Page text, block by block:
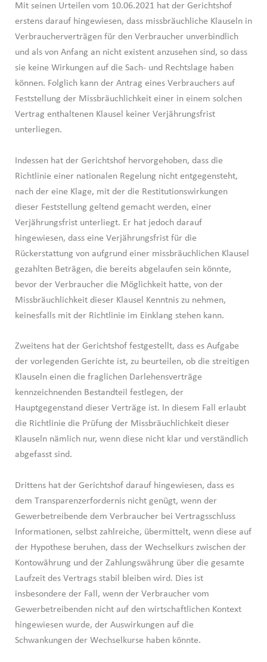
Mit seinen Urteilen vom 10.06.2021 hat der Gerichtshof
erstens darauf hingewiesen, dass missbräuchliche Klauseln in
Verbraucherverträgen für den Verbraucher unverbindlich
und als von Anfang an nicht existent anzusehen sind, so dass
sie keine Wirkungen auf die Sach- und Rechtslage haben
können. Folglich kann der Antrag eines Verbrauchers auf
Feststellung der Missbräuchlichkeit einer in einem solchen
Vertrag enthaltenen Klausel keiner Verjährungsfrist
unterliegen.
Indessen hat der Gerichtshof hervorgehoben, dass die
Richtlinie einer nationalen Regelung nicht entgegensteht,
nach der eine Klage, mit der die Restitutionswirkungen
dieser Feststellung geltend gemacht werden, einer
Verjährungsfrist unterliegt. Er hat jedoch darauf
hingewiesen, dass eine Verjährungsfrist für die
Rückerstattung von aufgrund einer missbräuchlichen Klausel
gezahlten Beträgen, die bereits abgelaufen sein könnte,
bevor der Verbraucher die Möglichkeit hatte, von der
Missbräuchlichkeit dieser Klausel Kenntnis zu nehmen,
keinesfalls mit der Richtlinie im Einklang stehen kann.
Zweitens hat der Gerichtshof festgestellt, dass es Aufgabe
der vorlegenden Gerichte ist, zu beurteilen, ob die streitigen
Klauseln einen die fraglichen Darlehensverträge
kennzeichnenden Bestandteil festlegen, der
Hauptgegenstand dieser Verträge ist. In diesem Fall erlaubt
die Richtlinie die Prüfung der Missbräuchlichkeit dieser
Klauseln nämlich nur, wenn diese nicht klar und verständlich
abgefasst sind.
Drittens hat der Gerichtshof darauf hingewiesen, dass es
dem Transparenzerfordernis nicht genügt, wenn der
Gewerbetreibende dem Verbraucher bei Vertragsschluss
Informationen, selbst zahlreiche, übermittelt, wenn diese auf
der Hypothese beruhen, dass der Wechselkurs zwischen der
Kontowährung und der Zahlungswährung über die gesamte
Laufzeit des Vertrags stabil bleiben wird. Dies ist
insbesondere der Fall, wenn der Verbraucher vom
Gewerbetreibenden nicht auf den wirtschaftlichen Kontext
hingewiesen wurde, der Auswirkungen auf die
Schwankungen der Wechselkurse haben könnte.